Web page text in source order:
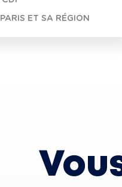
PARIS ET SA RÉGION